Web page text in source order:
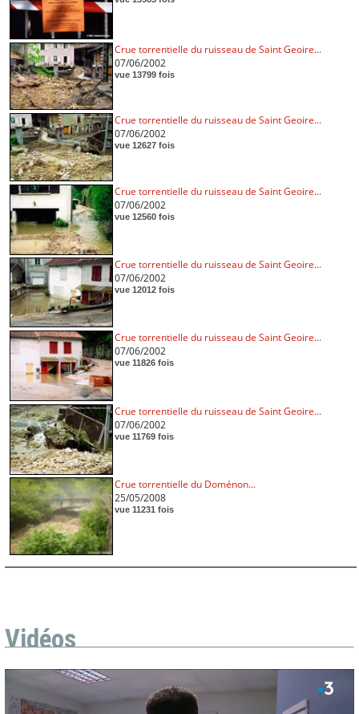
Crue torrentielle du ruisseau de Saint Geoire...
07/06/2002
vue 13799 fois
Crue torrentielle du ruisseau de Saint Geoire...
07/06/2002
vue 12627 fois
Crue torrentielle du ruisseau de Saint Geoire...
07/06/2002
vue 12560 fois
Crue torrentielle du ruisseau de Saint Geoire...
07/06/2002
vue 12012 fois
Crue torrentielle du ruisseau de Saint Geoire...
07/06/2002
vue 11826 fois
Crue torrentielle du ruisseau de Saint Geoire...
07/06/2002
vue 11769 fois
Crue torrentielle du Doménon...
25/05/2008
vue 11231 fois
Vidéos